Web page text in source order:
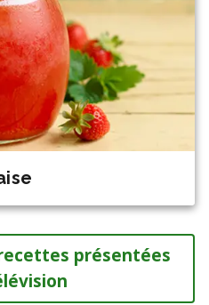
présentées